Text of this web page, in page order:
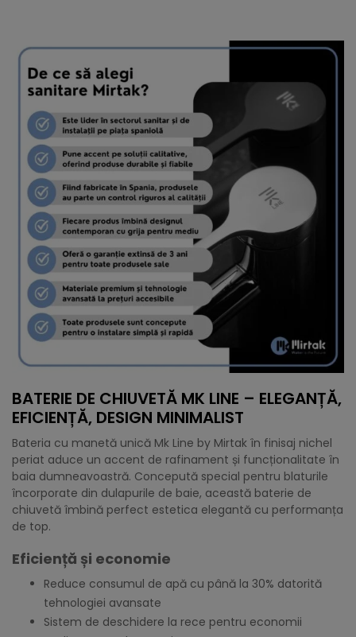
BATERIE DE CHIUVETĂ MK LINE – ELEGANȚĂ,
EFICIENȚĂ, DESIGN MINIMALIST
Bateria cu manetă unică Mk Line by Mirtak în finisaj nichel
periat aduce un accent de rafinament și funcționalitate în
baia dumneavoastră. Concepută special pentru blaturile
încorporate din dulapurile de baie, această baterie de
chiuvetă îmbină perfect estetica elegantă cu performanța
de top.
Eficiență și economie
Reduce consumul de apă cu până la 30% datorită
tehnologiei avansate
Sistem de deschidere la rece pentru economii